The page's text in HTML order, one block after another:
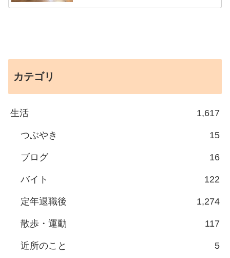
カテゴリ
生活 1,617
つぶやき 15
ブログ 16
バイト 122
定年退職後 1,274
散歩・運動 117
近所のこと 5